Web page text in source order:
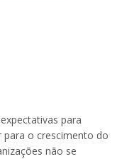
para
para o crescimento do
não se